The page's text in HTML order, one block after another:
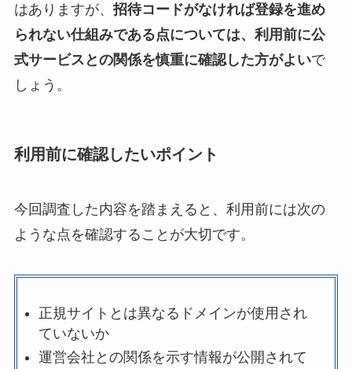
はありますが、 招待コードがなければ登録を進め
られない仕組みである点については、利用前に公
式サービスとの関係を慎重に確認した方がよいで
しょう。
利用前に確認したいポイント
今回調査した内容を踏まえると、利用前には次の
ような点を確認することが大切です。
正規サイトとは異なるドメインが使用され
ていないか
運営会社との関係を示す情報が公開されて